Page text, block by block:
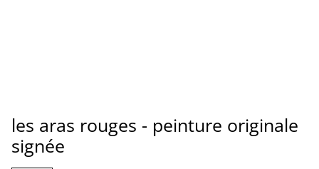
les aras rouges - peinture originale
signée